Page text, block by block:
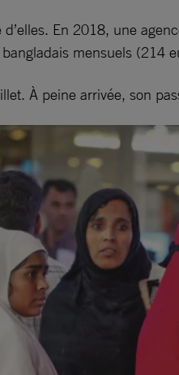
En 2018, une
mensuels (214
À peine arrivée, son